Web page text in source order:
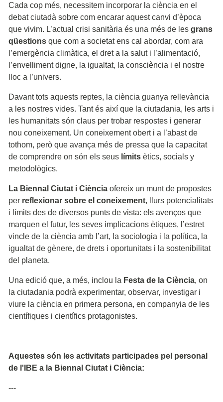
Cada cop més, necessitem incorporar la ciència en el
debat ciutadà sobre com encarar aquest canvi d’època
que vivim. L’actual crisi sanitària és una més de les grans
qüestions que com a societat ens cal abordar, com ara
l’emergència climàtica, el dret a la salut i l’alimentació,
l’envelliment digne, la igualtat, la consciència i el nostre
lloc a l’univers.
Davant tots aquests reptes, la ciència guanya rellevància
a les nostres vides. Tant és així que la ciutadania, les arts i
les humanitats són claus per trobar respostes i generar
nou coneixement. Un coneixement obert i a l’abast de
tothom, però que avança més de pressa que la capacitat
de comprendre on són els seus límits ètics, socials y
metodològics.
La Biennal Ciutat i Ciència ofereix un munt de propostes
per reflexionar sobre el coneixement, llurs potencialitats
i límits des de diversos punts de vista: els avenços que
marquen el futur, les seves implicacions ètiques, l’estret
vincle de la ciència amb l’art, la sociologia i la política, la
igualtat de gènere, de drets i oportunitats i la sostenibilitat
del planeta.
Una edició que, a més, inclou la Festa de la Ciència, on
la ciutadania podrà experimentar, observar, investigar i
viure la ciència en primera persona, en companyia de les
científiques i científics protagonistes.
Aquestes són les activitats participades pel personal
de l'IBE a la Biennal Ciutat i Ciència:
---